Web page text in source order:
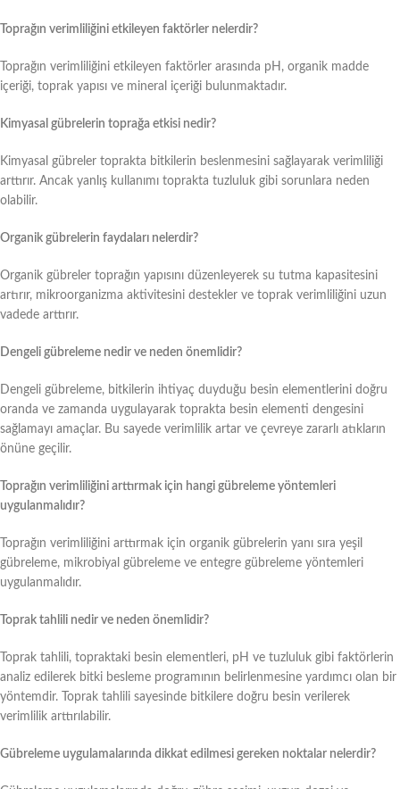
Toprağın verimliliğini etkileyen faktörler nelerdir?
Toprağın verimliliğini etkileyen faktörler arasında pH, organik madde
içeriği, toprak yapısı ve mineral içeriği bulunmaktadır.
Kimyasal gübrelerin toprağa etkisi nedir?
Kimyasal gübreler toprakta bitkilerin beslenmesini sağlayarak verimliliği
arttırır. Ancak yanlış kullanımı toprakta tuzluluk gibi sorunlara neden
olabilir.
Organik gübrelerin faydaları nelerdir?
Organik gübreler toprağın yapısını düzenleyerek su tutma kapasitesini
artırır, mikroorganizma aktivitesini destekler ve toprak verimliliğini uzun
vadede arttırır.
Dengeli gübreleme nedir ve neden önemlidir?
Dengeli gübreleme, bitkilerin ihtiyaç duyduğu besin elementlerini doğru
oranda ve zamanda uygulayarak toprakta besin elementi dengesini
sağlamayı amaçlar. Bu sayede verimlilik artar ve çevreye zararlı atıkların
önüne geçilir.
Toprağın verimliliğini arttırmak için hangi gübreleme yöntemleri
uygulanmalıdır?
Toprağın verimliliğini arttırmak için organik gübrelerin yanı sıra yeşil
gübreleme, mikrobiyal gübreleme ve entegre gübreleme yöntemleri
uygulanmalıdır.
Toprak tahlili nedir ve neden önemlidir?
Toprak tahlili, topraktaki besin elementleri, pH ve tuzluluk gibi faktörlerin
analiz edilerek bitki besleme programının belirlenmesine yardımcı olan bir
yöntemdir. Toprak tahlili sayesinde bitkilere doğru besin verilerek
verimlilik arttırılabilir.
Gübreleme uygulamalarında dikkat edilmesi gereken noktalar nelerdir?